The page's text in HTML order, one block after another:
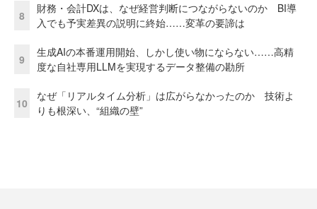
8
財務・会計DXは、なぜ経営判断につながらないのか BI導
入でも予実差異の説明に終始……変革の要諦は
9
生成AIの本番運用開始、しかし使い物にならない……高精
度な自社専用LLMを実現するデータ整備の勘所
10
なぜ「リアルタイム分析」は広がらなかったのか 技術よ
りも根深い、“組織の壁”